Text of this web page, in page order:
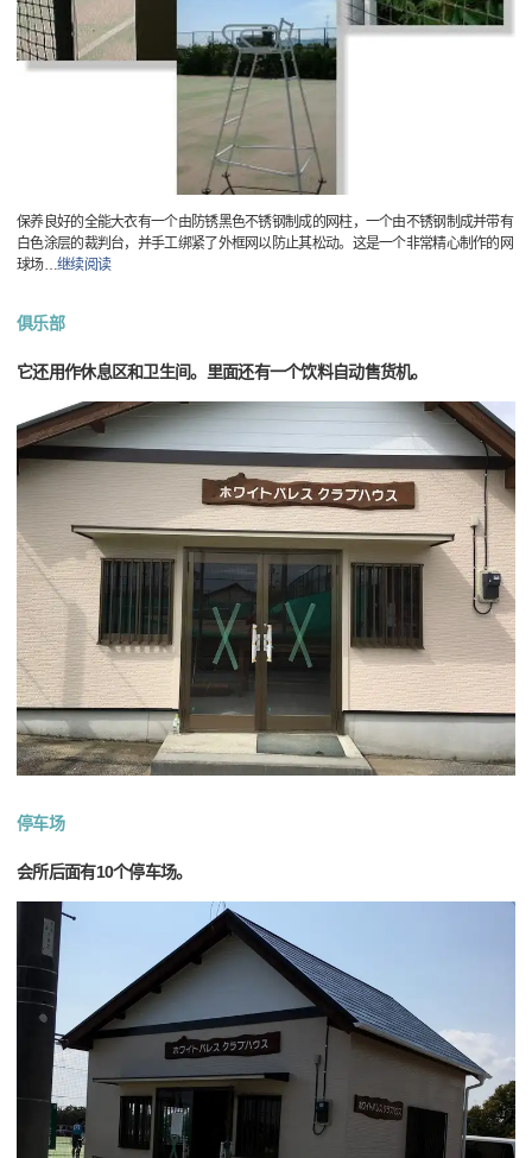
保养良好的全能大衣有一个由防锈黑色不锈钢制成的网柱，一个由不锈钢制成并带有
白色涂层的裁判台，并手工绑紧了外框网以防止其松动。这是一个非常精心制作的网
球场…继续阅读
俱乐部
它还用作休息区和卫生间。里面还有一个饮料自动售货机。
停车场
会所后面有10个停车场。